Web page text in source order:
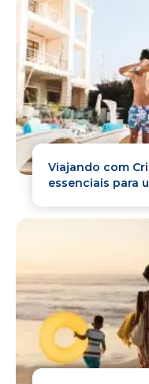
Viajando com
essenciais para